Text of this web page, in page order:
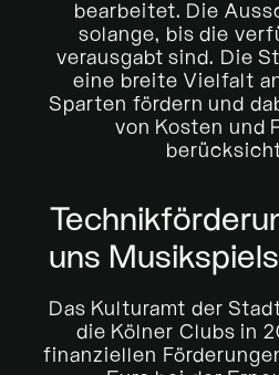
bearbeitet. Die
solange, bis die
verausgabt sind. Die
eine breite Vielfalt
Sparten fördern und
von Kosten und
uns
Das Kulturamt der
die Kölner Clubs in
finanziellen